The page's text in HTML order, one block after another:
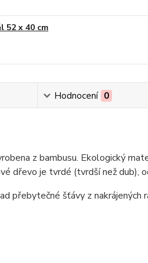
52 x 40 cm
Hodnocení 0
z bambusu. Ekologický
dřevo je tvrdé (tvrdší než dub),
přebytečné šťávy z